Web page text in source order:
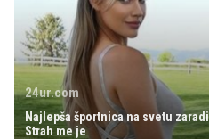
24ur.com
Najlepša športnica na svetu
Strah me je